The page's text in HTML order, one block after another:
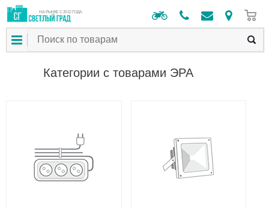
НА РЫНКЕ С 2012 ГОДА
Категории с товарами ЭРА